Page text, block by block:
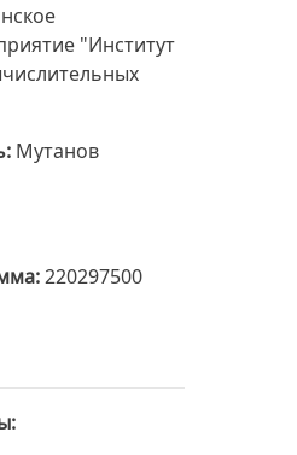
"Институт
Мутанов
220297500